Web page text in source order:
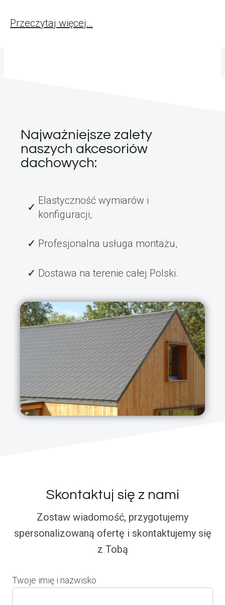
Przeczytaj więcej…
Najważniejsze zalety
naszych akcesoriów
dachowych:
Elastyczność wymiarów i
konfiguracji,
Profesjonalna usługa montażu,
Dostawa na terenie całej Polski.
Skontaktuj się z nami
Zostaw wiadomość, przygotujemy
spersonalizowaną ofertę i skontaktujemy się
z Tobą
Twoje imię i nazwisko